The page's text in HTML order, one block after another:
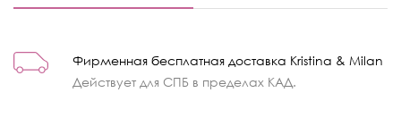
Фирменная бесплатная доставка Kristina & Milan
Действует для СПБ в пределах КАД.